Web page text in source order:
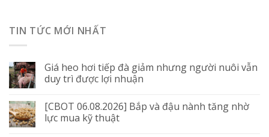
TIN TỨC MỚI NHẤT
Giá heo hơi tiếp đà giảm nhưng người nuôi vẫn
duy trì được lợi nhuận
[CBOT 06.08.2026] Bắp và đậu nành tăng nhờ
lực mua kỹ thuật